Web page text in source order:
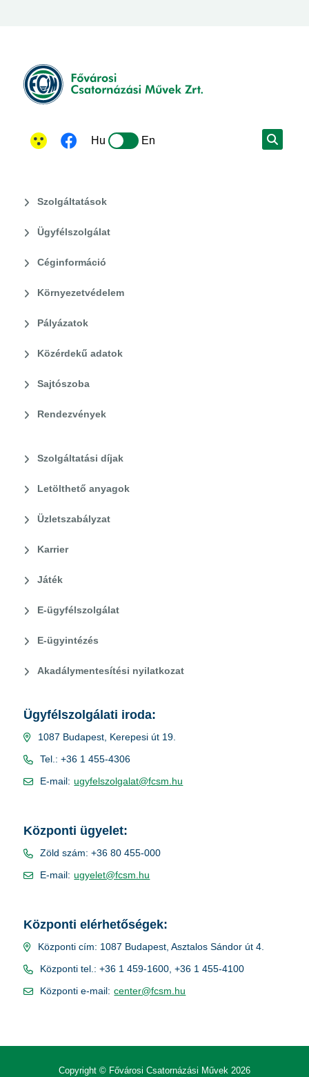
Hu En
Szolgáltatások
Ügyfélszolgálat
Céginformáció
Környezetvédelem
Pályázatok
Közérdekű adatok
Sajtószoba
Rendezvények
Szolgáltatási díjak
Letölthető anyagok
Üzletszabályzat
Karrier
Játék
E-ügyfélszolgálat
E-ügyintézés
Akadálymentesítési nyilatkozat
Ügyfélszolgálati iroda:
1087 Budapest, Kerepesi út 19.
Tel.: +36 1 455-4306
E-mail: ugyfelszolgalat@fcsm.hu
Központi ügyelet:
Zöld szám: +36 80 455-000
E-mail: ugyelet@fcsm.hu
Központi elérhetőségek:
Központi cím: 1087 Budapest, Asztalos Sándor út 4.
Központi tel.: +36 1 459-1600, +36 1 455-4100
Központi e-mail: center@fcsm.hu
Copyright © Fővárosi Csatornázási Művek 2026